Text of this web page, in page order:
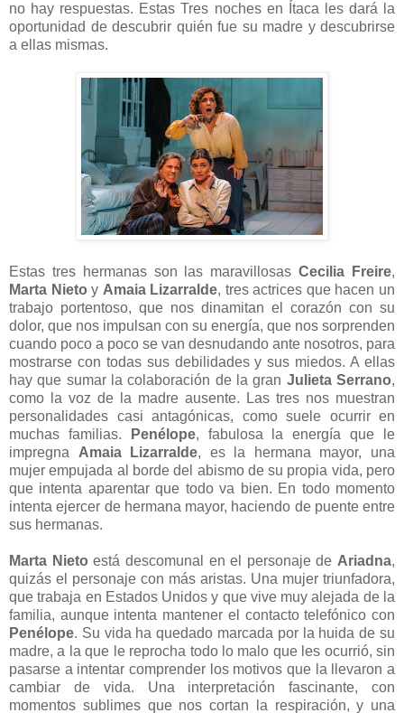
no hay respuestas. Estas Tres noches en Ítaca les dará la
oportunidad de descubrir quién fue su madre y descubrirse
a ellas mismas.
Estas tres hermanas son las maravillosasCecilia Freire,
Marta Nieto y Amaia Lizarralde, tres actrices que hacen un
trabajo portentoso, que nos dinamitan el corazón con su
dolor, que nos impulsan con su energía, que nos sorprenden
cuando poco a poco se van desnudando ante nosotros, para
mostrarse con todas sus debilidades y sus miedos. A ellas
hay que sumar la colaboración de la gran Julieta Serrano,
como la voz de la madre ausente. Las tres nos muestran
personalidades casi antagónicas, como suele ocurrir en
muchas familias.
Penélope, fabulosa la energía que le
impregna Amaia Lizarralde, es la hermana mayor, una
mujer empujada al borde del abismo de su propia vida, pero
que intenta aparentar que todo va bien. En todo momento
intenta ejercer de hermana mayor, haciendo de puente entre
sus hermanas.
Marta Nieto está descomunal en el personaje de Ariadna,
quizás el personaje con más aristas. Una mujer triunfadora,
que trabaja en Estados Unidos y que vive muy alejada de la
familia, aunque intenta mantener el contacto telefónico con
Penélope. Su vida ha quedado marcada por la huida de su
madre, a la que le reprocha todo lo malo que les ocurrió, sin
pasarse a intentar comprender los motivos que la llevaron a
cambiar de vida. Una interpretación fascinante, con
momentos sublimes que nos cortan la respiración, y una